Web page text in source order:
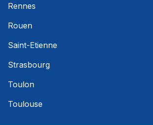
Rennes
Rouen
Saint-Etienne
Strasbourg
Toulon
Toulouse